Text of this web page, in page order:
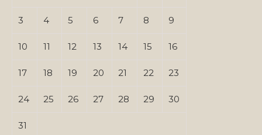
3 4 5 6 7 8 9
10 11 12 13 14 15 16
17 18 19 20 21 22 23
24 25 26 27 28 29 30
31